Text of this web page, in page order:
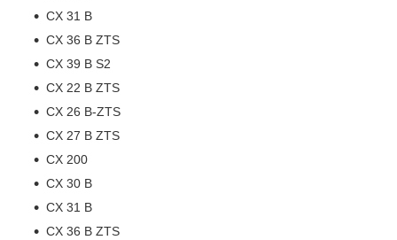
CX 31 B
CX 36 B ZTS
CX 39 B S2
CX 22 B ZTS
CX 26 B-ZTS
CX 27 B ZTS
CX 200
CX 30 B
CX 31 B
CX 36 B ZTS